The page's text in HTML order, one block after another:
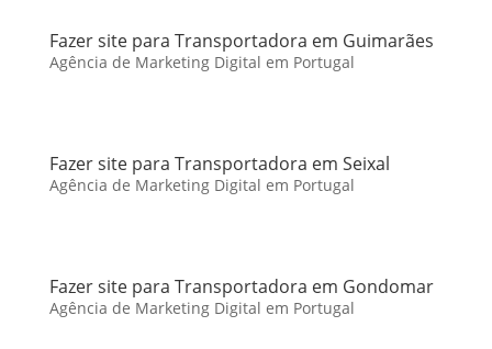
Fazer site para Transportadora em Guimarães
Agência de Marketing Digital em Portugal
Fazer site para Transportadora em Seixal
Agência de Marketing Digital em Portugal
Fazer site para Transportadora em Gondomar
Agência de Marketing Digital em Portugal